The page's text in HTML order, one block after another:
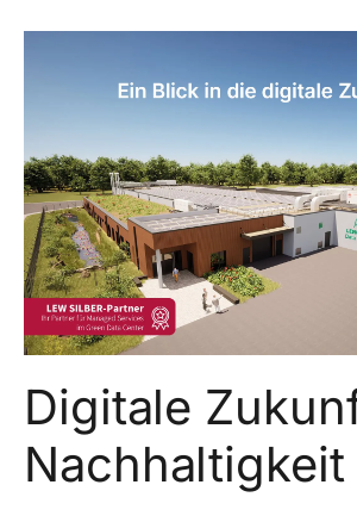
Digitale
Nachhaltigkeit